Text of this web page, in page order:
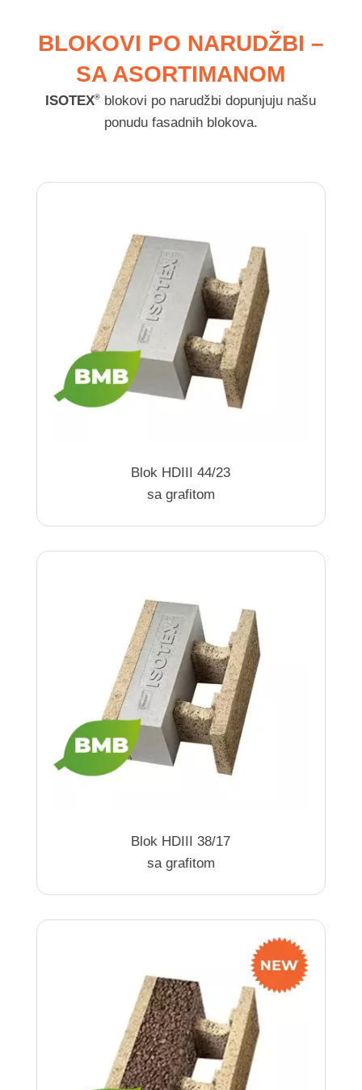
BLOKOVI PO NARUDŽBI –
SA ASORTIMANOM
ISOTEX® blokovi po narudžbi dopunjuju našu
ponudu fasadnih blokova.
Blok HDIII 44/23
sa grafitom
Blok HDIII 38/17
sa grafitom